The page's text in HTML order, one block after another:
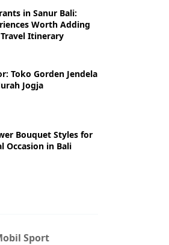
in Sanur Bali:
Worth Adding
Itinerary
Toko Gorden Jendela
Jogja
Bouquet Styles for
Occasion in Bali
Sport